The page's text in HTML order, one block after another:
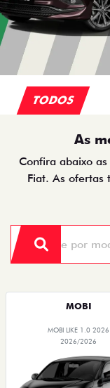
TODOS
As
Confira abaixo
Fiat. As ofertas
MOBI
MOBI LIKE 1.0 2026
2026/2026